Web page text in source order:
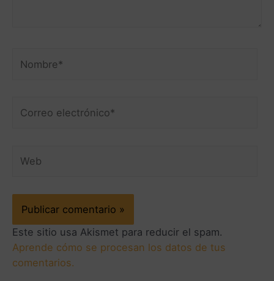
Este sitio usa Akismet para reducir el spam.
Aprende cómo se procesan los datos de tus
comentarios.